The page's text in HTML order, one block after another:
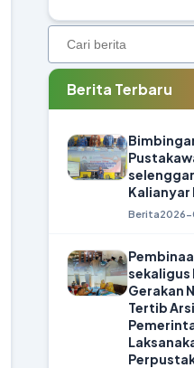
Berita Terbaru
Kalianyar
Berita2026-
sekaligus
Gerakan
Tertib